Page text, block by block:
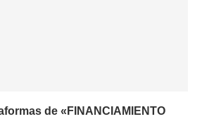
de «FINANCIAMIENTO